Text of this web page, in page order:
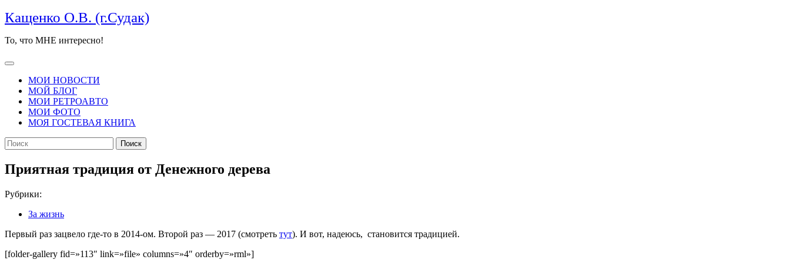
Перейти
к
содержимому
Кащенко О.В. (г.Судак)
То, что МНЕ интересно!
Кнопка
ОткрытьМОИ НОВОСТИ
МОЙ БЛОГ
МОИ РЕТРОАВТО
МОИ ФОТО
МОЯ ГОСТЕВАЯ КНИГА
КНОПКА
ЗАКРЫТЬ
Найти:
Приятная традиция от Денежного дерева
Рубрики:
За жизнь
Первый раз зацвело где-то в 2014-ом. Второй раз — 2017 (смотреть тут). И вот, надеюсь, становится традицией.
[folder-gallery fid=»113″ link=»file» columns=»4″ orderby=»rml»]